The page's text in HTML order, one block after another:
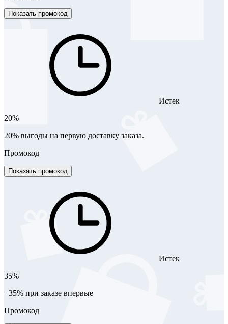
Показать промокод
Истек
20%
20% выгоды на первую доставку заказа.
Промокод
Показать промокод
Истек
35%
−35% при заказе впервые
Промокод